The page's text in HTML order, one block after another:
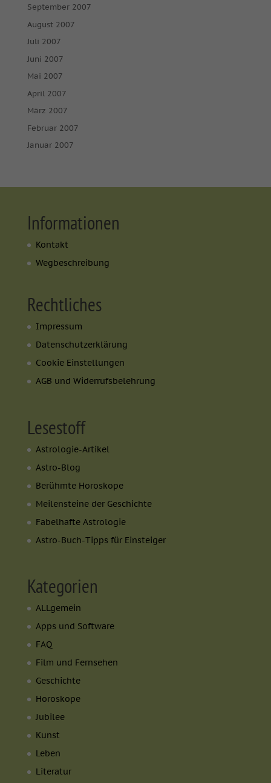
September 2007
August 2007
Juli 2007
Juni 2007
Mai 2007
April 2007
März 2007
Februar 2007
Januar 2007
Informationen
Kontakt
Wegbeschreibung
Rechtliches
Impressum
Datenschutzerklärung
Cookie Einstellungen
AGB und Widerrufsbelehrung
Lesestoff
Astrologie-Artikel
Astro-Blog
Berühmte Horoskope
Meilensteine der Geschichte
Fabelhafte Astrologie
Astro-Buch-Tipps für Einsteiger
Kategorien
ALLgemein
Apps und Software
FAQ
Film und Fernsehen
Geschichte
Horoskope
Jubilee
Kunst
Leben
Literatur